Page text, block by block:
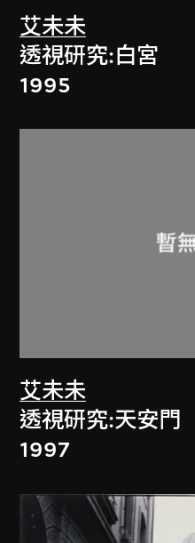
艾未未
透視研究:白宮
1995
艾未未
透視研究:天安門
1997